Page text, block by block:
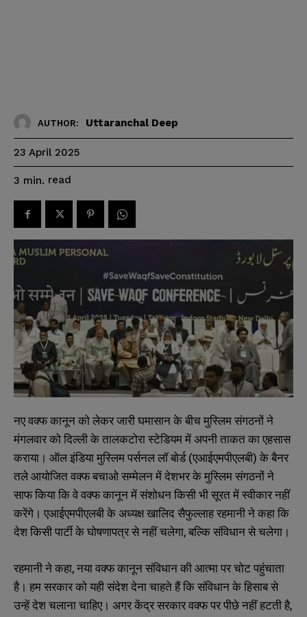
AUTHOR: Uttaranchal Deep
23 April 2025
3 min. read
नए वक्फ कानून को लेकर जारी घमासान के बीच मुस्लिम संगठनों ने
मंगलवार को दिल्ली के तालकटोरा स्टेडियम में अपनी ताकत का एहसास
कराया। ऑल इंडिया मुस्लिम पर्सनल लॉ बोर्ड (एआईएमपीएलबी) के बैनर
तले आयोजित वक्फ बचाओ सम्मेलन में देशभर के मुस्लिम संगठनों ने
साफ किया कि वे वक्फ कानून में संशोधन किसी भी सूरत में स्वीकार नहीं
करेंगे। एआईएमपीएलबी के अध्यक्ष खालिद सैफुल्लाह रहमानी ने कहा कि
देश किसी पार्टी के घोषणापत्र से नहीं चलेगा, बल्कि संविधान से चलेगा।
रहमानी ने कहा, नया वक्फ कानून संविधान की आत्मा पर चोट पहुंचाता
है। हम सरकार को यही संदेश देना चाहते हैं कि संविधान के हिसाब से
उन्हें देश चलाना चाहिए। अगर केंद्र सरकार वक्फ पर पीछे नहीं हटती है,